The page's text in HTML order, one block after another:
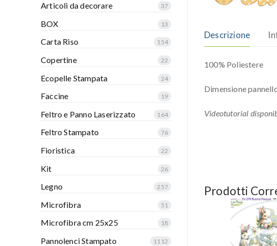
Descrizione
100% Poliestere
Dimensione
Videotutorial
Prodotti
Articoli da decorare 37
BOX 13
Carta Riso 154
Copertine 22
Ecopelle Stampata 24
Faccine 19
Feltro e Panno Laserizzato 164
Feltro Stampato 76
Fioristica 22
Kit 26
Legno 257
Microfibra 51
Microfibra cm 25x25 18
Pannolenci Stampato 1112